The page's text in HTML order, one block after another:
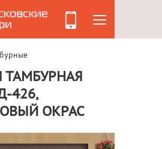
ТАМБУРНАЯ
426,
ОКРАС